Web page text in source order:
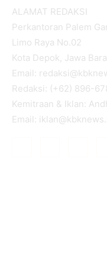
ALAMAT REDAKSI
Perkantoran Palem
Limo Raya No.02
Kota Depok, Jawa
Email:
Redaksi: (+62) 896-
Kemitraan & Iklan:
Email: